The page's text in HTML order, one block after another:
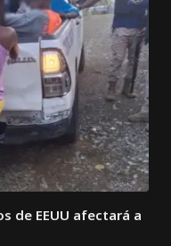
de EEUU afectará a